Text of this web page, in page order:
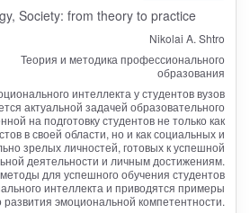
Society: from theory to practice
Nikolai A. Shtro
Теория и методика профессионального
образования
интеллекта у студентов вузов
актуальной задачей образовательного
на подготовку студентов не только как
в своей области, но и как социальных и
зрелых личностей, готовых к успешной
деятельности и личным достижениям.
для успешного обучения студентов
интеллекта и приводятся примеры
развития эмоциональной компетентности.